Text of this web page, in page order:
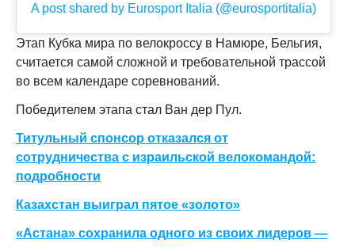
A post shared by Eurosport Italia (@eurosportitalia)
Этап Кубка мира по велокроссу в Намюре, Бельгия,
считается самой сложной и требовательной трассой
во всем календаре соревнований.
Победителем этапа стал Ван дер Пул.
Титульный спонсор отказался от
сотрудничества с израильской велокомандой:
подробности
Казахстан выиграл пятое «золото»
«Астана» сохранила одного из своих лидеров —